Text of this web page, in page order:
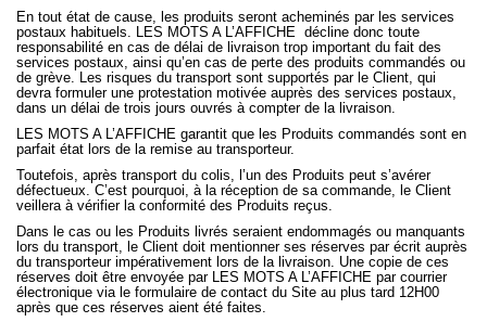
En tout état de cause, les produits seront acheminés par les services
postaux habituels. LES MOTS A L’AFFICHE décline donc toute
responsabilité en cas de délai de livraison trop important du fait des
services postaux, ainsi qu’en cas de perte des produits commandés ou
de grève. Les risques du transport sont supportés par le Client, qui
devra formuler une protestation motivée auprès des services postaux,
dans un délai de trois jours ouvrés à compter de la livraison.
LES MOTS A L’AFFICHE garantit que les Produits commandés sont en
parfait état lors de la remise au transporteur.
Toutefois, après transport du colis, l’un des Produits peut s’avérer
défectueux. C’est pourquoi, à la réception de sa commande, le Client
veillera à vérifier la conformité des Produits reçus.
Dans le cas ou les Produits livrés seraient endommagés ou manquants
lors du transport, le Client doit mentionner ses réserves par écrit auprès
du transporteur impérativement lors de la livraison. Une copie de ces
réserves doit être envoyée par LES MOTS A L’AFFICHE par courrier
électronique via le formulaire de contact du Site au plus tard 12H00
après que ces réserves aient été faites.